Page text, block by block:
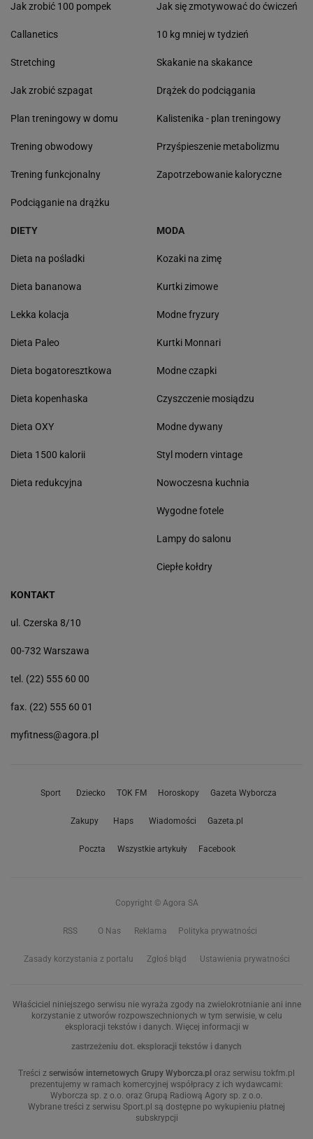
Jak zrobić 100 pompek
Callanetics
Stretching
Jak zrobić szpagat
Plan treningowy w domu
Trening obwodowy
Trening funkcjonalny
Podciąganie na drążku
Jak się zmotywować do ćwiczeń
10 kg mniej w tydzień
Skakanie na skakance
Drążek do podciągania
Kalistenika - plan treningowy
Przyśpieszenie metabolizmu
Zapotrzebowanie kaloryczne
DIETY
Dieta na pośladki
Dieta bananowa
Lekka kolacja
Dieta Paleo
Dieta bogatoresztkowa
Dieta kopenhaska
Dieta OXY
Dieta 1500 kalorii
Dieta redukcyjna
MODA
Kozaki na zimę
Kurtki zimowe
Modne fryzury
Kurtki Monnari
Modne czapki
Czyszczenie mosiądzu
Modne dywany
Styl modern vintage
Nowoczesna kuchnia
Wygodne fotele
Lampy do salonu
Ciepłe kołdry
KONTAKT
ul. Czerska 8/10
00-732 Warszawa
tel. (22) 555 60 00
fax. (22) 555 60 01
myfitness@agora.pl
Sport Dziecko TOK FM Horoskopy Gazeta Wyborcza
Zakupy Haps Wiadomości Gazeta.pl
Poczta Wszystkie artykuły Facebook
Copyright © Agora SA
RSS O Nas Reklama Polityka prywatności
Zasady korzystania z portalu Zgłoś błąd Ustawienia prywatności
Właściciel niniejszego serwisu nie wyraża zgody na zwielokrotnianie ani inne
korzystanie z utworów rozpowszechnionych w tym serwisie, w celu
eksploracji tekstów i danych. Więcej informacji w
zastrzeżeniu dot. eksploracji tekstów i danych
Treści z serwisów internetowych Grupy Wyborcza.pl oraz serwisu tokfm.pl
prezentujemy w ramach komercyjnej współpracy z ich wydawcami:
Wyborcza sp. z o.o. oraz Grupą Radiową Agory sp. z o.o.
Wybrane treści z serwisu Sport.pl są dostępne po wykupieniu płatnej
subskrypcji